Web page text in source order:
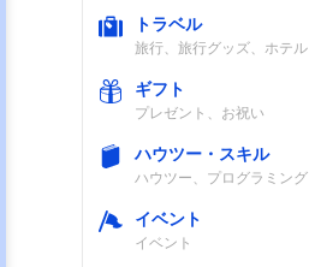
Bluetooth 5.0
トラベル
旅行、旅行グッズ、ホテル
ギフト
プレゼント、お祝い
ハウツー・スキル
ハウツー、プログラミング
イベント
イベント